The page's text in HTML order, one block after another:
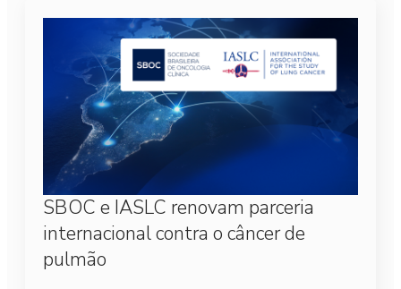
SBOC e IASLC renovam parceria
internacional contra o câncer de
pulmão